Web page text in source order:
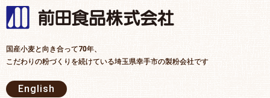
国産小麦と向き合って70年、
こだわりの粉づくりを続けている埼玉県幸手市の製粉会社です
English